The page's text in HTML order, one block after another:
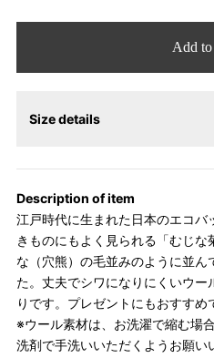
Add to
Size details
Description of item
江戸時代に生まれた日本のエコバ
きものにもよく見られる「むじ
な（穴熊）の毛並みのように並ん
た。丈夫でシワになりにくいウ
りです。プレゼントにもおすすめ
※ウール素材は、お洗濯で縮む場
洗剤で手洗いいただくようお願い